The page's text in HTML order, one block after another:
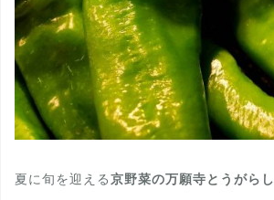
夏に旬を迎える京野菜の万願寺とうがらし